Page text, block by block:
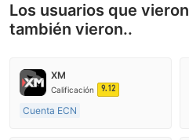
Los usuarios que vieron
también vieron..
XM
Calificación 9.12
Cuenta ECN